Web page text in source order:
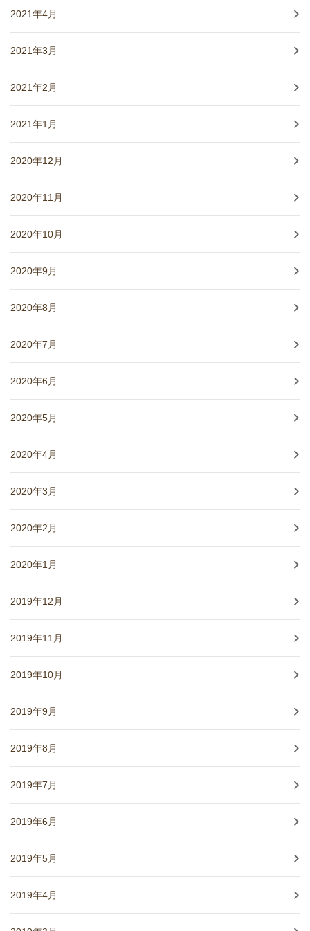
2021年4月
2021年3月
2021年2月
2021年1月
2020年12月
2020年11月
2020年10月
2020年9月
2020年8月
2020年7月
2020年6月
2020年5月
2020年4月
2020年3月
2020年2月
2020年1月
2019年12月
2019年11月
2019年10月
2019年9月
2019年8月
2019年7月
2019年6月
2019年5月
2019年4月